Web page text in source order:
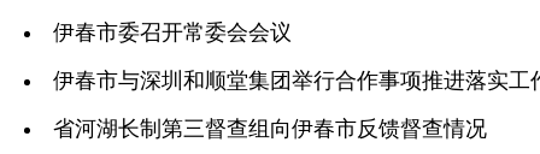
伊春市委召开常委会会议
伊春市与深圳和顺堂集团举行合作事项推进落实工
省河湖长制第三督查组向伊春市反馈督查情况